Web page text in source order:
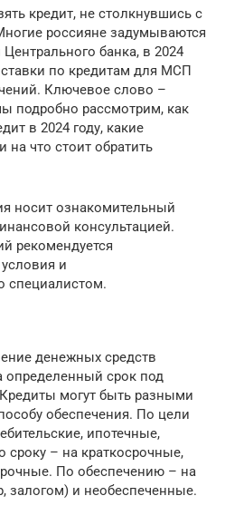
кредит, не столкнувшись с
россияне задумываются
банка, в 2024
по кредитам для МСП
Ключевое слово –
подробно рассмотрим, как
в 2024 году, какие
на что стоит обратить
носит ознакомительный
консультацией.
рекомендуется
и
специалистом.
денежных средств
определенный срок под
могут быть разными
обеспечения. По цели
ипотечные,
сроку – на краткосрочные,
По обеспечению – на
залогом) и необеспеченные.